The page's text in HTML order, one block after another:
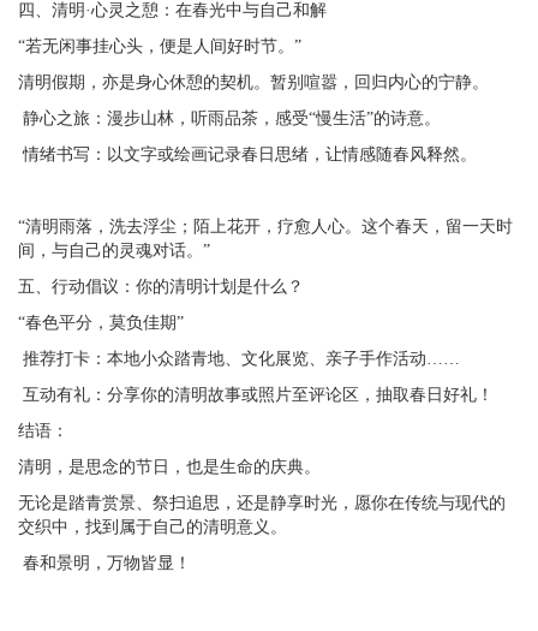
四、清明·心灵之憩：在春光中与自己和解
“若无闲事挂心头，便是人间好时节。”
清明假期，亦是身心休憩的契机。暂别喧嚣，回归内心的宁静。
静心之旅：漫步山林，听雨品茶，感受“慢生活”的诗意。
情绪书写：以文字或绘画记录春日思绪，让情感随春风释然。
“清明雨落，洗去浮尘；陌上花开，疗愈人心。这个春天，留一天时
间，与自己的灵魂对话。”
五、行动倡议：你的清明计划是什么？
“春色平分，莫负佳期”
推荐打卡：本地小众踏青地、文化展览、亲子手作活动……
互动有礼：分享你的清明故事或照片至评论区，抽取春日好礼！
结语：
清明，是思念的节日，也是生命的庆典。
无论是踏青赏景、祭扫追思，还是静享时光，愿你在传统与现代的
交织中，找到属于自己的清明意义。
春和景明，万物皆显！